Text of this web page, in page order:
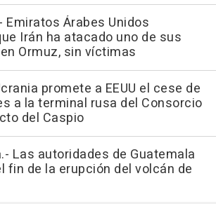
Emiratos Árabes Unidos
Irán ha atacado uno de sus
Ormuz, sin víctimas
promete a EEUU el cese de
a la terminal rusa del Consorcio
del Caspio
Las autoridades de Guatemala
fin de la erupción del volcán de